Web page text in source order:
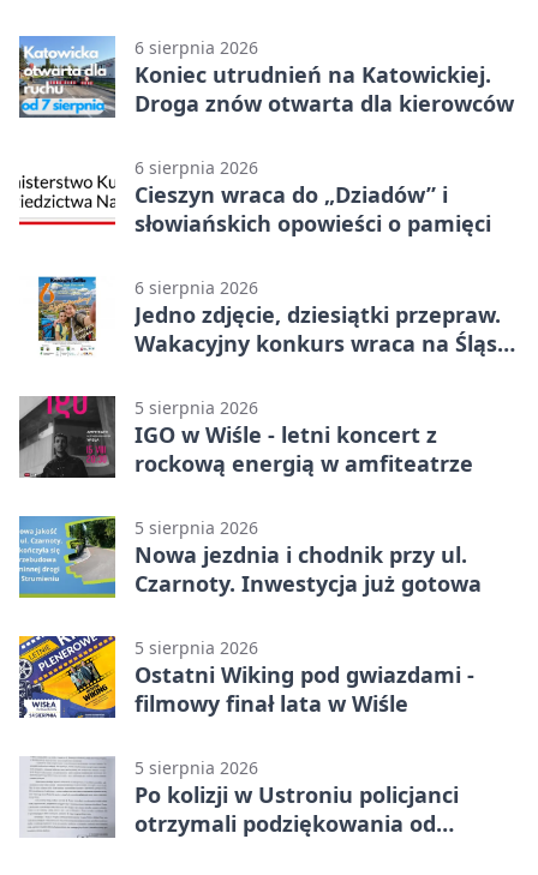
6 sierpnia 2026
Koniec utrudnień na Katowickiej.
Droga znów otwarta dla kierowców
6 sierpnia 2026
Cieszyn wraca do „Dziadów” i
słowiańskich opowieści o pamięci
6 sierpnia 2026
Jedno zdjęcie, dziesiątki przepraw.
Wakacyjny konkurs wraca na Śląsk
5 sierpnia 2026
IGO w Wiśle - letni koncert z
rockową energią w amfiteatrze
5 sierpnia 2026
Nowa jezdnia i chodnik przy ul.
Czarnoty. Inwestycja już gotowa
5 sierpnia 2026
Ostatni Wiking pod gwiazdami -
filmowy finał lata w Wiśle
5 sierpnia 2026
Po kolizji w Ustroniu policjanci
otrzymali podziękowania od